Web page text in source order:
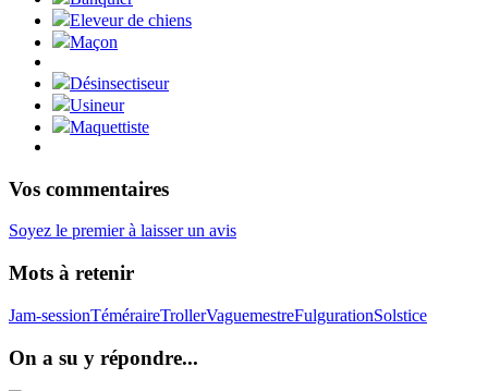
Eleveur de chiens
Maçon
Désinsectiseur
Usineur
Maquettiste
Vos commentaires
Soyez le premier à laisser un avis
Mots à retenir
Jam-sessionTéméraireTrollerVaguemestreFulgurationSolstice
On a su y répondre...